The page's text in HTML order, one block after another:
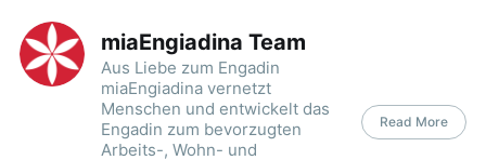
miaEngiadina Team
Aus Liebe zum Engadin
miaEngiadina vernetzt
Menschen und entwickelt das
Engadin zum bevorzugten
Arbeits-, Wohn- und
Read More